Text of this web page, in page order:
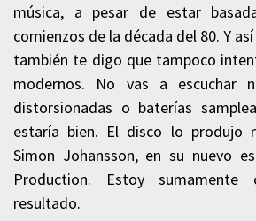
música, a pesar de estar
comienzos de la década del 80. Y
también te digo que tampoco
modernos. No vas a escuchar
distorsionadas o baterías
estaría bien. El disco lo produjo
Simon Johansson, en su nuevo
Production. Estoy
resultado.